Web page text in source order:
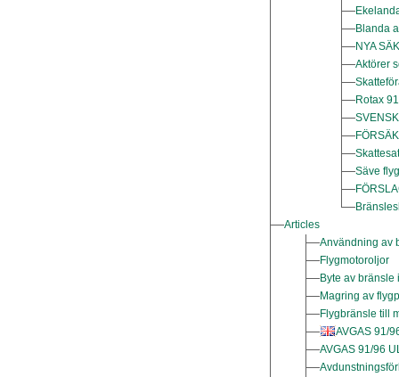
Blanda
NYA
Aktörer
Rotax
Säve
Articles
Användning av
Flygmotoroljor
Byte av
Magring av
Flygbränsle till
AVGAS 91/
AVGAS 91/96